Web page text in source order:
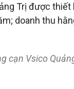
Trị được
doanh thu
cạn Vsico